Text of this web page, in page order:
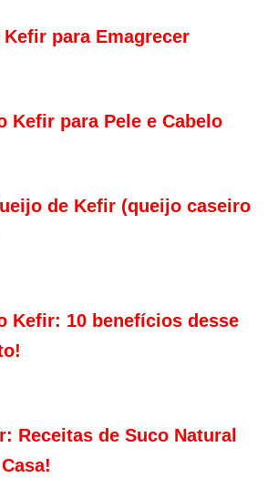
para Emagrecer
Kefir para Pele e Cabelo
de Kefir (queijo caseiro
Kefir: 10 benefícios desse
Receitas de Suco Natural